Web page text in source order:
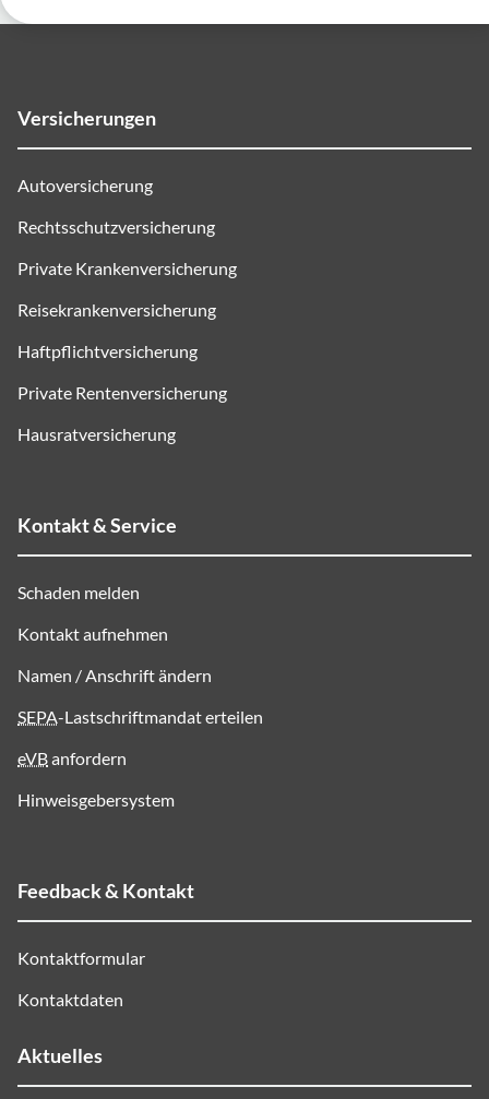
Versicherungen
Autoversicherung
Rechtsschutzversicherung
Private Krankenversicherung
Reisekrankenversicherung
Haftpflichtversicherung
Private Rentenversicherung
Hausratversicherung
Kontakt & Service
Schaden melden
Kontakt aufnehmen
Namen / Anschrift ändern
SEPA-Lastschriftmandat erteilen
eVBanfordern
Hinweisgebersystem
Feedback & Kontakt
Kontaktformular
Kontaktdaten
Aktuelles